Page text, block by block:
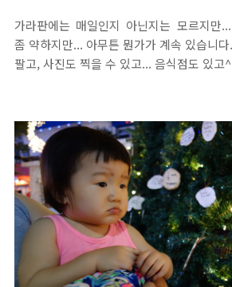
가라판에는 매일인지 아닌지는 모르지만
좀 약하지만... 아무튼 뭔가가 계속 있습니
팔고, 사진도 찍을 수 있고... 음식점도 있고